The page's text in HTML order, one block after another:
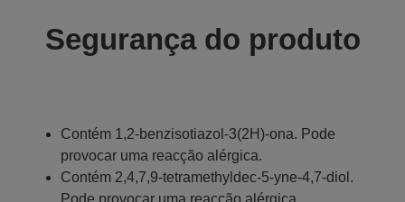
Segurança do produto
Contém 1,2-benzisotiazol-3(2H)-ona. Pode
provocar uma reacção alérgica.
Contém 2,4,7,9-tetramethyldec-5-yne-4,7-diol.
Pode provocar uma reacção alérgica.